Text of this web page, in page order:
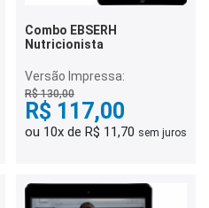
Combo EBSERH
Nutricionista
Versão Impressa:
R$ 130,00
R$ 117,00
ou 10x de R$ 11,70 sem juros